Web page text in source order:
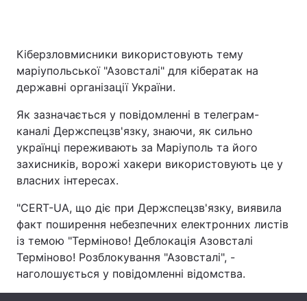
Головна Війна
Україна Політика
Економіка Світ
Спорт Наука
Техно і зв'язок
Зброя Інциденти
Цікавинки Погода
Екологія Регіони
Кіберзловмисники використовують тему
маріупольської "Азовсталі" для кібератак на
державні організації України.
Як зазначається у повідомленні в телеграм-
каналі Держспецзв'язку, знаючи, як сильно
українці переживають за Маріуполь та його
захисників, ворожі хакери використовують це у
власних інтересах.
"CERT-UA, що діє при Держспецзв'язку, виявила
факт поширення небезпечних електронних листів
із темою "Терміново! Деблокація Азовсталі
Терміново! Розблокування "Азовсталі", -
наголошується у повідомленні відомства.